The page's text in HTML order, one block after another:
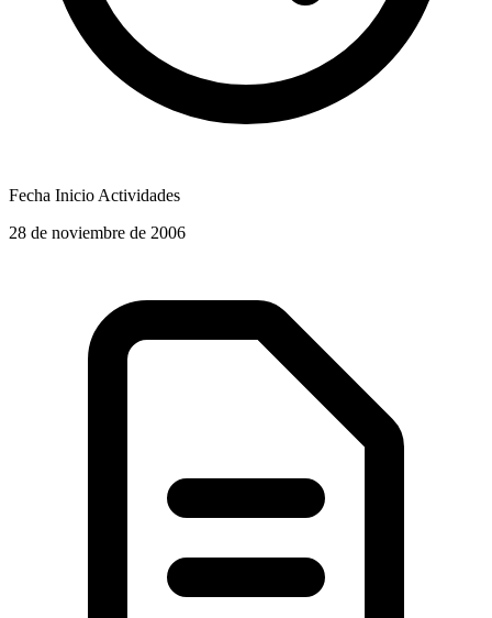
Fecha Inicio Actividades
28 de noviembre de 2006